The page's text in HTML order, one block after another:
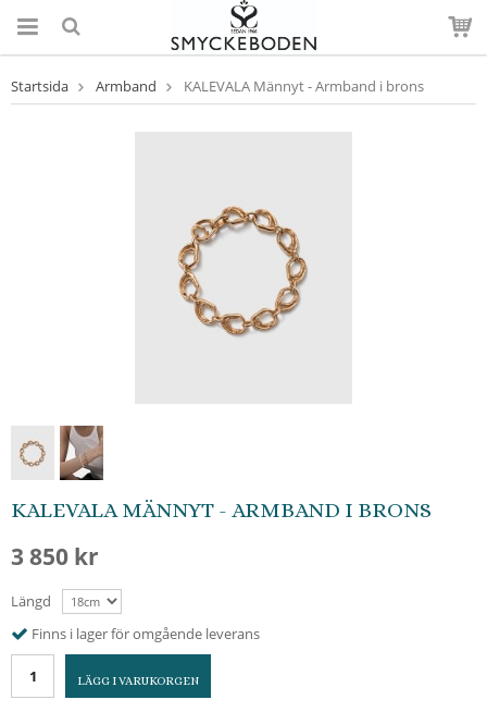
Startsida Armband KALEVALA Männyt - Armband i brons
KALEVALA MÄNNYT - ARMBAND I BRONS
3 850 kr
Längd
Finns i lager för omgående leverans
LÄGG I VARUKORGEN